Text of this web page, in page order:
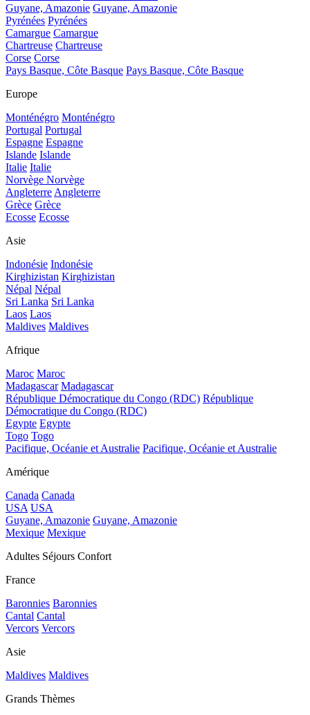
Guyane, Amazonie Guyane, Amazonie
Pyrénées Pyrénées
Camargue Camargue
Chartreuse Chartreuse
Corse Corse
Pays Basque, Côte Basque Pays Basque, Côte Basque
Europe
Monténégro Monténégro
Portugal Portugal
Espagne Espagne
Islande Islande
Italie Italie
Norvège Norvège
Angleterre Angleterre
Grèce Grèce
Ecosse Ecosse
Asie
Indonésie Indonésie
Kirghizistan Kirghizistan
Népal Népal
Sri Lanka Sri Lanka
Laos Laos
Maldives Maldives
Afrique
Maroc Maroc
Madagascar Madagascar
République Démocratique du Congo (RDC) République
Démocratique du Congo (RDC)
Egypte Egypte
Togo Togo
Pacifique, Océanie et Australie Pacifique, Océanie et Australie
Amérique
Canada Canada
USA USA
Guyane, Amazonie Guyane, Amazonie
Mexique Mexique
Adultes Séjours Confort
France
Baronnies Baronnies
Cantal Cantal
Vercors Vercors
Asie
Maldives Maldives
Grands Thèmes